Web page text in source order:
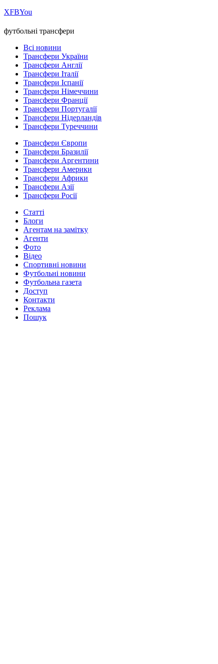
ХFBYou
футбольні трансфери
Всі новини
Трансфери України
Трансфери Англії
Трансфери Італії
Трансфери Іспанії
Трансфери Німеччини
Трансфери Франції
Трансфери Португалії
Трансфери Нідерландів
Трансфери Туреччини
Трансфери Європи
Трансфери Бразилії
Трансфери Аргентини
Трансфери Америки
Трансфери Африки
Трансфери Азії
Трансфери Росії
Статті
Блоги
Агентам на замітку
Агенти
Фото
Відео
Спортивні новини
Футбольні новини
Футбольна газета
Доступ
Контакти
Реклама
Пошук